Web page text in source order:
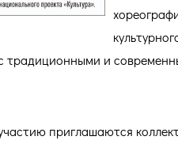
традиционными и
приглашаются